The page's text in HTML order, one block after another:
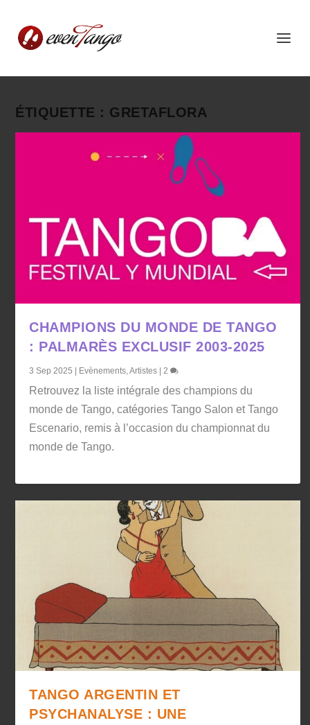
ÉTIQUETTE : GRETAFLORA
CHAMPIONS DU MONDE DE TANGO
: PALMARÈS EXCLUSIF 2003-2025
3 Sep 2025 | Evènements ,Artistes | 2
Retrouvez la liste intégrale des champions du
monde de Tango, catégories Tango Salon et Tango
Escenario, remis à l’occasion du championnat du
monde de Tango.
TANGO ARGENTIN ET
PSYCHANALYSE : UNE